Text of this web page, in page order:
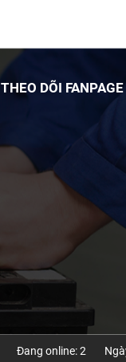
THEO DÕI FANPAGE
Đang online: 2